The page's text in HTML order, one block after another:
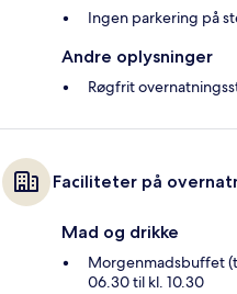
Ingen parkering på
Andre oplysninger
Røgfrit
Faciliteter på
Mad og drikke
Morgenmadsbuffet
06.30 til kl. 10.30